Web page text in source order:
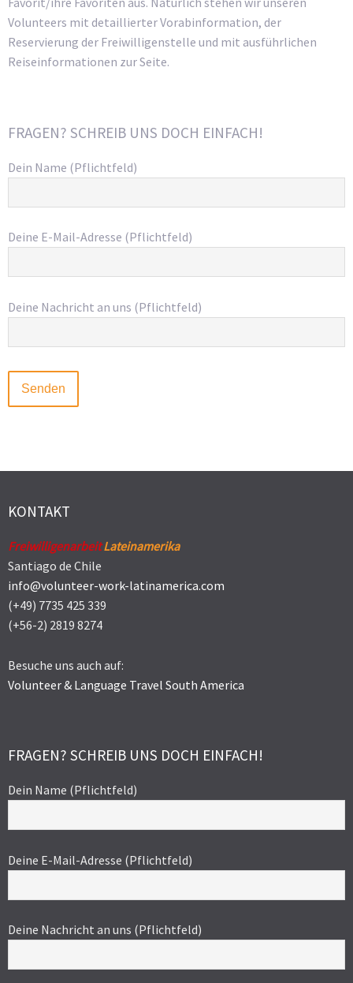
Volunteers mit detaillierter Vorabinformation, der
Reservierung der Freiwilligenstelle und mit ausführlichen
Reiseinformationen zur Seite.
FRAGEN? SCHREIB UNS DOCH EINFACH!
Dein Name (Pflichtfeld)
Deine E-Mail-Adresse (Pflichtfeld)
Deine Nachricht an uns (Pflichtfeld)
KONTAKT
FreiwilligenarbeitLateinamerika
Santiago de Chile
info@volunteer-work-latinamerica.com
(+49) 7735 425 339
(+56-2) 2819 8274
Besuche uns auch auf:
Volunteer & Language Travel South America
FRAGEN? SCHREIB UNS DOCH EINFACH!
Dein Name (Pflichtfeld)
Deine E-Mail-Adresse (Pflichtfeld)
Deine Nachricht an uns (Pflichtfeld)